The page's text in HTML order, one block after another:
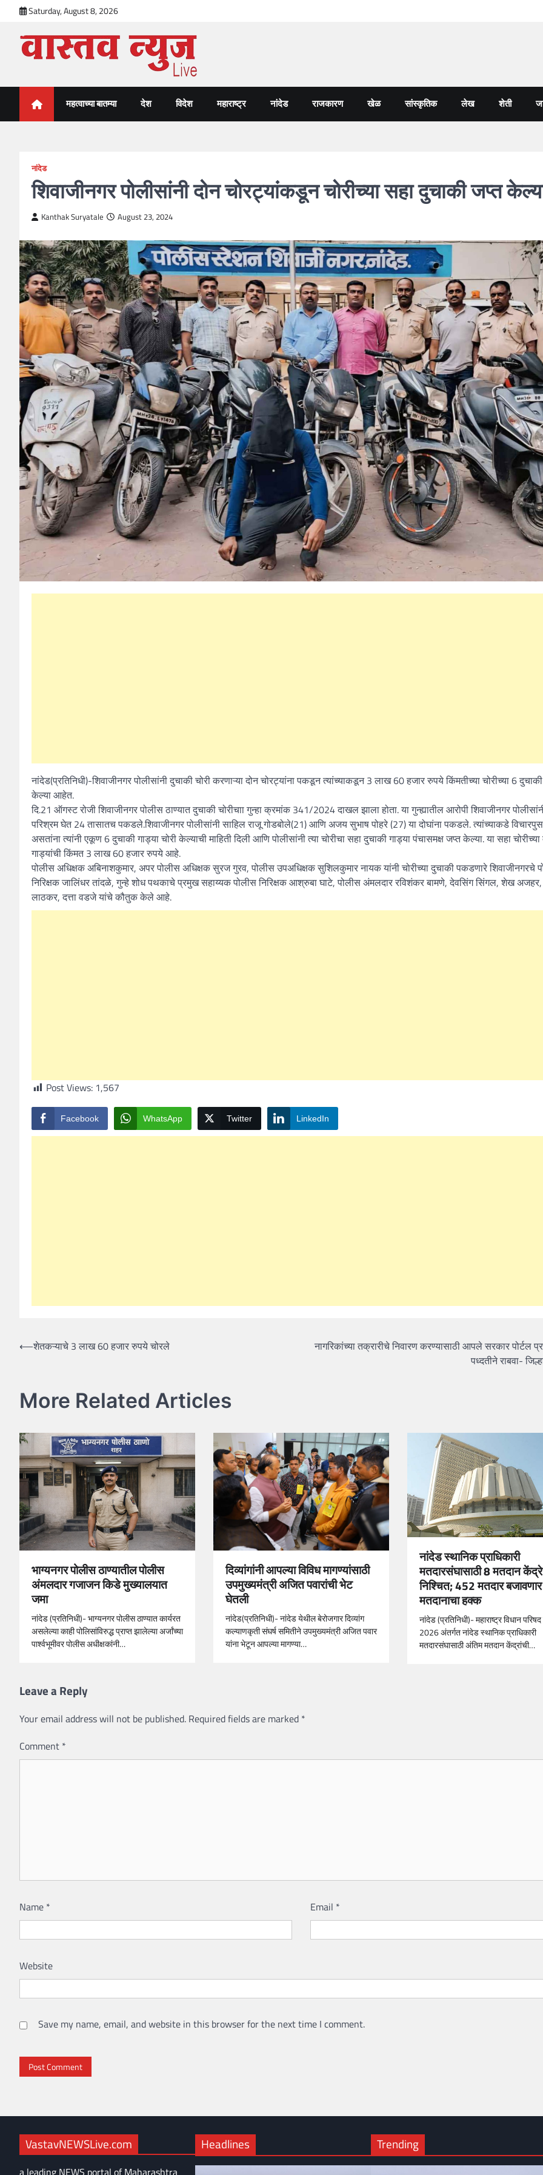
content
Saturday, August 8, 2026
VastavNEWSLive.com
महत्वाच्या बातम्या देश विदेश महाराष्ट्र नांदेड राजकारण खेळ सांस्कृतिक लेख शेती
नांदेड
शिवाजीनगर पोलीसांनी दोन चोरट्यांकडून चोरीच्या सहा दुचाकी जप्त
Kanthak Suryatale August 23, 2024
नांदेड(प्रतिनिधी)-शिवाजीनगर पोलीसांनी दुचाकी चोरी करणाऱ्या दोन चोरट्यांना पकडून त्यांच्याकडून 3 लाख 60 हजार रुपये किंमतीच्या चोरीच्या 6
केल्या आहेत.
दि.21 ऑगस्ट रोजी शिवाजीनगर पोलीस ठाण्यात दुचाकी चोरीचाा गुन्हा क्रमांक 341/2024 दाखल झाला होता. या गुन्ह्यातील आरोपी शिवाजीनगर
परिश्रम घेत 24 तासातच पकडले.शिवाजीनगर पोलीसांनी साहिल राजू गोडबोले(21) आणि अजय सुभाष पोहरे (27) या दोघांना पकडले. त्यांच्याकडे
असतांना त्यांनी एकूण 6 दुचाकी गाड्या चोरी केल्याची माहिती दिली आणि पोलीसांनी त्या चोरीचा सहा दुचाकी गाड्या पंचासमक्ष जप्त केल्या. या सहा
गाड्यांची किंमत 3 लाख 60 हजार रुपये आहे.
पोलीस अधिक्षक अबिनाशकुमार, अपर पोलीस अधिक्षक सुरज गुरव, पोलीस उपअधिक्षक सुशिलकुमार नायक यांनी चोरीच्या दुचाकी पकडणारे शिवाजीनगरचे
निरिक्षक जालिंधर तांदळे, गुन्हे शोध पथकाचे प्रमुख सहाय्यक पोलीस निरिक्षक आश्रुबा घाटे, पोलीस अंमलदार रविशंकर बामणे, देवसिंग सिंगल, शेख
लाठकर, दत्ता वडजे यांचे कौतुक केले आहे.
Post Views: 1,567
Facebook WhatsApp Twitter LinkedIn
Post
⟵शेतकऱ्याचे 3 लाख 60 हजार रुपये चोरले
नागरिकांच्या तक्रारीचे निवारण करण्यासाठी आपले सरकार पोर्टल
पध्दतीने राबवा-
More Related Articles
भाग्यनगर पोलीस ठाण्यातील पोलीस
अंमलदार गजाजन किडे मुख्यालयात
जमा
नांदेड (प्रतिनिधी)- भाग्यनगर पोलीस ठाण्यात कार्यरत
असलेल्या काही पोलिसांविरुद्ध प्राप्त झालेल्या अर्जांच्या
पार्श्वभूमीवर पोलीस अधीक्षकांनी…
दिव्यांगांनी आपल्या विविध मागण्यांसाठी
उपमुख्यमंत्री अजित पवारांची भेट
घेतली
नांदेड(प्रतिनिधी)- नांदेड येथील बेरोजगार दिव्यांग
कल्याणकृती संघर्ष समितीने उपमुख्यमंत्री अजित पवार
यांना भेटून आपल्या मागण्या…
नांदेड स्थानिक प्राधिकारी
मतदारसंघासाठी 8 मतदान केंद्रे
निश्चित; 452 मतदार बजावणार
मतदानाचा हक्क
नांदेड (प्रतिनिधी)- महाराष्ट्र विधान
2026 अंतर्गत नांदेड स्थानिक प्राधिकारी
मतदारसंघासाठी अंतिम मतदान केंद्रांची…
Leave a Reply
Your email address will not be published. Required fields are marked *
Comment *
Name * Email *
Website
Save my name, email, and website in this browser for the next time I comment.
महत्वाच्या बातम्या
What Is a Front-End
How to Become One,
Kanthak Suryatale April 30,
VastavNEWSLive.com Headlines Trending